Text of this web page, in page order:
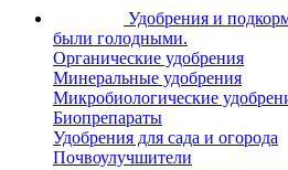
Удобрения и
были голодными.
Органические удобрения
Минеральные удобрения
Микробиологические
Биопрепараты
Удобрения для сада и огорода
Почвоулучшители